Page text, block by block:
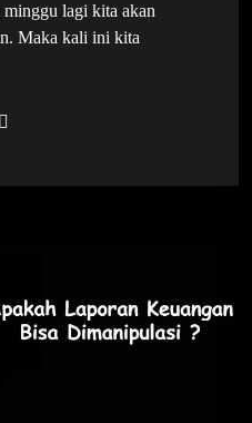
minggu lagi kita akan
Maka kali ini kita